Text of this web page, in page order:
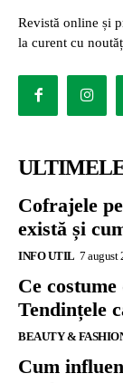
Revistă online și
la curent cu
Cofrajele
există și
INFO UTIL 7 august
Ce
Tendințele
BEAUTY &
Cum